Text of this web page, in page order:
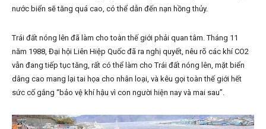
nước biển sẽ tăng quá cao, có thể dẫn đến nạn hồng thủy.
Trái đất nóng lên đã làm cho toàn thế giới phải quan tâm. Tháng 11
năm 1988, Đại hội Liên Hiệp Quốc đã ra nghị quyết, nêu rõ các khí CO2
vẫn đang tiếp tục tăng, rất có thể làm cho Trái đất nóng lên, mặt biển
dâng cao mang lại tai họa cho nhân loại, và kêu gọi toàn thế giới hết
sức cố gắng “bảo vệ khí hậu vì con người hiện nay và mai sau”.